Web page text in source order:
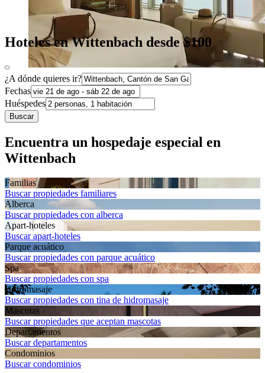
Hoteles en Wittenbach desde $100
¿A dónde quieres ir?
Fechas
Huéspedes
Buscar
Encuentra un hospedaje especial en
Wittenbach
Familias
Buscar propiedades familiares
Alberca
Buscar propiedades con alberca
Apart-hoteles
Buscar apart-hoteles
Parque acuático
Buscar propiedades con parque acuático
Spa
Buscar propiedades con spa
Hidromasaje
Buscar propiedades con tina de hidromasaje
Mascotas
Buscar propiedades que aceptan mascotas
Departa­mentos
Buscar departamentos
Condominios
Buscar condominios